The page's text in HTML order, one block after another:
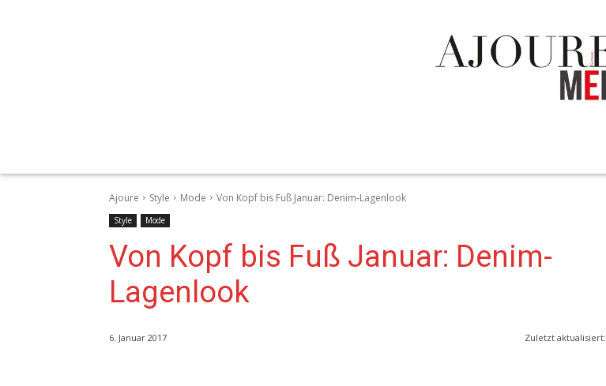
Ajoure Style Mode Von Kopf bis Fuß Januar: Denim-Lagenlook
Style Mode
Von Kopf bis Fuß Januar: Denim-
Lagenlook
6. Januar 2017 Zuletzt aktualisiert: